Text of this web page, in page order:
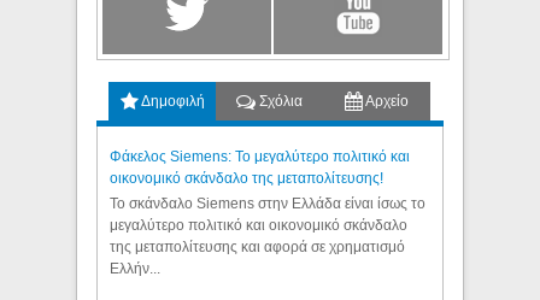
Δημοφιλή Σχόλια Αρχείο
Φάκελος Siemens: Το μεγαλύτερο πολιτικό και
οικονομικό σκάνδαλο της μεταπολίτευσης!
Το σκάνδαλο Siemens στην Ελλάδα είναι ίσως το
μεγαλύτερο πολιτικό και οικονομικό σκάνδαλο
της μεταπολίτευσης και αφορά σε χρηματισμό
Ελλήν...